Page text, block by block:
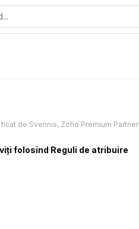
de Svennis, Zoho Premium Partner
folosind Reguli de atribuire